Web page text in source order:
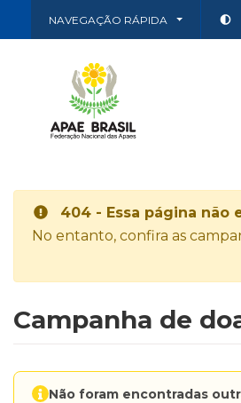
NAVEGAÇÃO RÁPIDA
404 - Essa página não
No entanto, confira as
Campanha de
Não foram encontradas